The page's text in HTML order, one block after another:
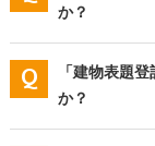
か？
「建物表題
か？